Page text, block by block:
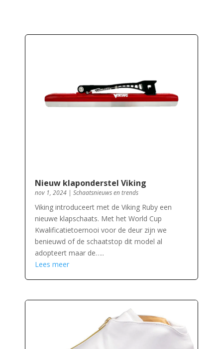
Nieuw klaponderstel Viking
nov 1, 2024| Schaatsnieuws en trends
Viking introduceert met de Viking Ruby een
nieuwe klapschaats. Met het World Cup
Kwalificatietoernooi voor de deur zijn we
benieuwd of de schaatstop dit model al
adopteert maar de…..
Lees meer